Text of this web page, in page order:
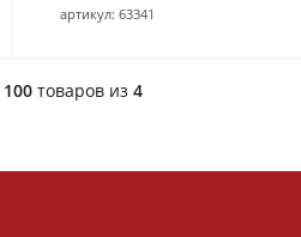
артикул: 63341
100 товаров из 4